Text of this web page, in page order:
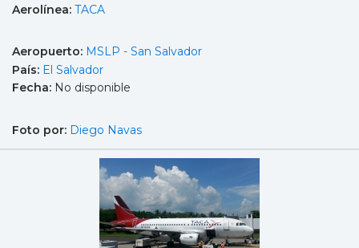
Aerolínea: TACA
Aeropuerto: MSLP - San Salvador
País: El Salvador
Fecha: No disponible
Foto por: Diego Navas